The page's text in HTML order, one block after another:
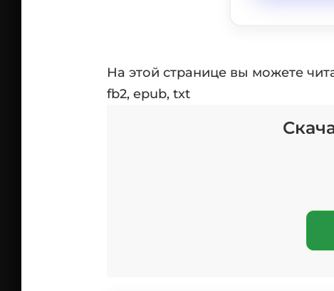
На этой странице вы можете
fb2, epub, txt